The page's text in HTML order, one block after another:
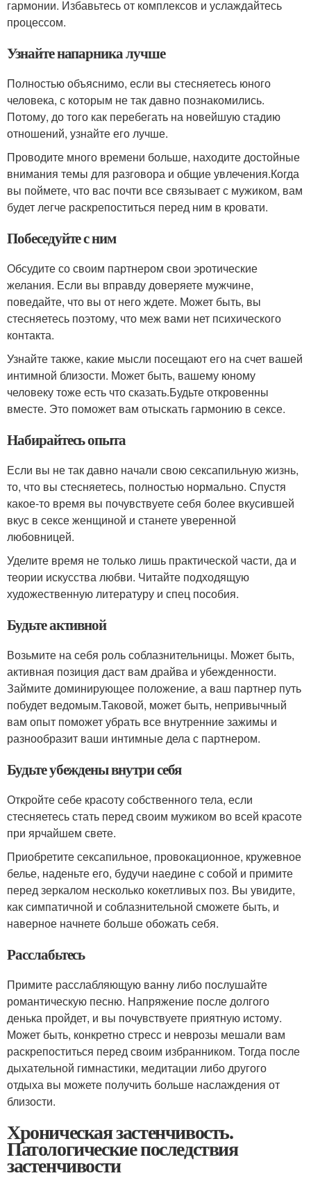
гармонии. Избавьтесь от комплексов и услаждайтесь
процессом.
Узнайте напарника лучше
Полностью объяснимо, если вы стесняетесь юного
человека, с которым не так давно познакомились.
Потому, до того как перебегать на новейшую стадию
отношений, узнайте его лучше.
Проводите много времени больше, находите достойные
внимания темы для разговора и общие увлечения.Когда
вы поймете, что вас почти все связывает с мужиком, вам
будет легче раскрепоститься перед ним в кровати.
Побеседуйте с ним
Обсудите со своим партнером свои эротические
желания. Если вы вправду доверяете мужчине,
поведайте, что вы от него ждете. Может быть, вы
стесняетесь поэтому, что меж вами нет психического
контакта.
Узнайте также, какие мысли посещают его на счет вашей
интимной близости. Может быть, вашему юному
человеку тоже есть что сказать.Будьте откровенны
вместе. Это поможет вам отыскать гармонию в сексе.
Набирайтесь опыта
Если вы не так давно начали свою сексапильную жизнь,
то, что вы стесняетесь, полностью нормально. Спустя
какое-то время вы почувствуете себя более вкусившей
вкус в сексе женщиной и станете уверенной
любовницей.
Уделите время не только лишь практической части, да и
теории искусства любви. Читайте подходящую
художественную литературу и спец пособия.
Будьте активной
Возьмите на себя роль соблазнительницы. Может быть,
активная позиция даст вам драйва и убежденности.
Займите доминирующее положение, а ваш партнер путь
побудет ведомым.Таковой, может быть, непривычный
вам опыт поможет убрать все внутренние зажимы и
разнообразит ваши интимные дела с партнером.
Будьте убеждены внутри себя
Откройте себе красоту собственного тела, если
стесняетесь стать перед своим мужиком во всей красоте
при ярчайшем свете.
Приобретите сексапильное, провокационное, кружевное
белье, наденьте его, будучи наедине с собой и примите
перед зеркалом несколько кокетливых поз. Вы увидите,
как симпатичной и соблазнительной сможете быть, и
наверное начнете больше обожать себя.
Расслабьтесь
Примите расслабляющую ванну либо послушайте
романтическую песню. Напряжение после долгого
денька пройдет, и вы почувствуете приятную истому.
Может быть, конкретно стресс и неврозы мешали вам
раскрепоститься перед своим избранником. Тогда после
дыхательной гимнастики, медитации либо другого
отдыха вы можете получить больше наслаждения от
близости.
Хроническая застенчивость.
Патологические последствия
застенчивости